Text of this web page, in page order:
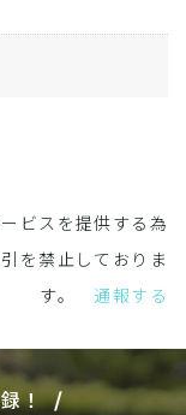
ビスを提供する為
を禁止しておりま
す。通報する
！